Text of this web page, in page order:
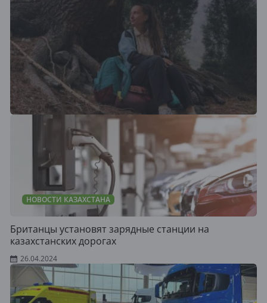
НОВОСТИ КАЗАХСТАНА
Британцы установят зарядные станции на
казахстанских дорогах
26.04.2024